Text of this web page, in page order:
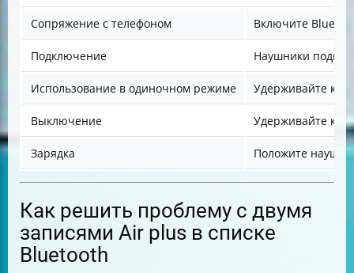
Сопряжение с телефоном Включите
Подключение Наушники
Использование в одиночном режиме Удерживайте
Выключение Удерживайте
Зарядка Положите
Как решить проблему с двумя
записями Air plus в списке
Bluetooth